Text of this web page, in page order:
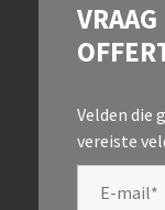
Velden die
vereiste